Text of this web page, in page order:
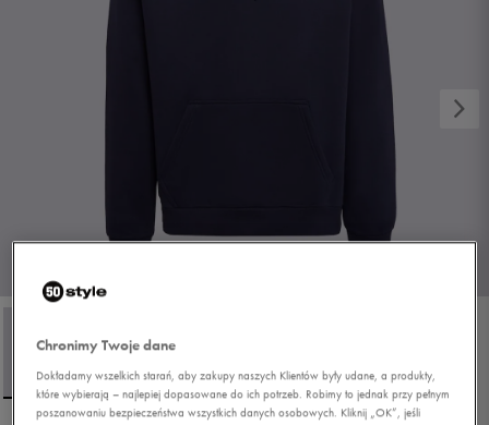
Chronimy Twoje dane
Dokładamy wszelkich starań, aby zakupy naszych Klientów były udane, a produkty,
które wybierają – najlepiej dopasowane do ich potrzeb. Robimy to jednak przy pełnym
poszanowaniu bezpieczeństwa wszystkich danych osobowych. Kliknij „OK”, jeśli